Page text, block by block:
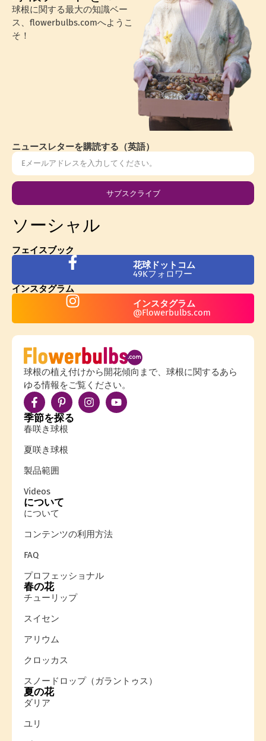
球根に関する最大の知識ベー
ス、flowerbulbs.comへようこ
そ！
ニュースレターを購読する（英語）
サブスクライブ
ソーシャル
フェイスブック
花球ドットコム
49Kフォロワー
インスタグラム
インスタグラム
@Flowerbulbs.com
球根の植え付けから開花傾向まで、球根に関するあら
ゆる情報をご覧ください。
季節を探る
春咲き球根
夏咲き球根
製品範囲
Videos
について
について
コンテンツの利用方法
FAQ
プロフェッショナル
春の花
チューリップ
スイセン
アリウム
クロッカス
スノードロップ（ガラントゥス）
夏の花
ダリア
ユリ